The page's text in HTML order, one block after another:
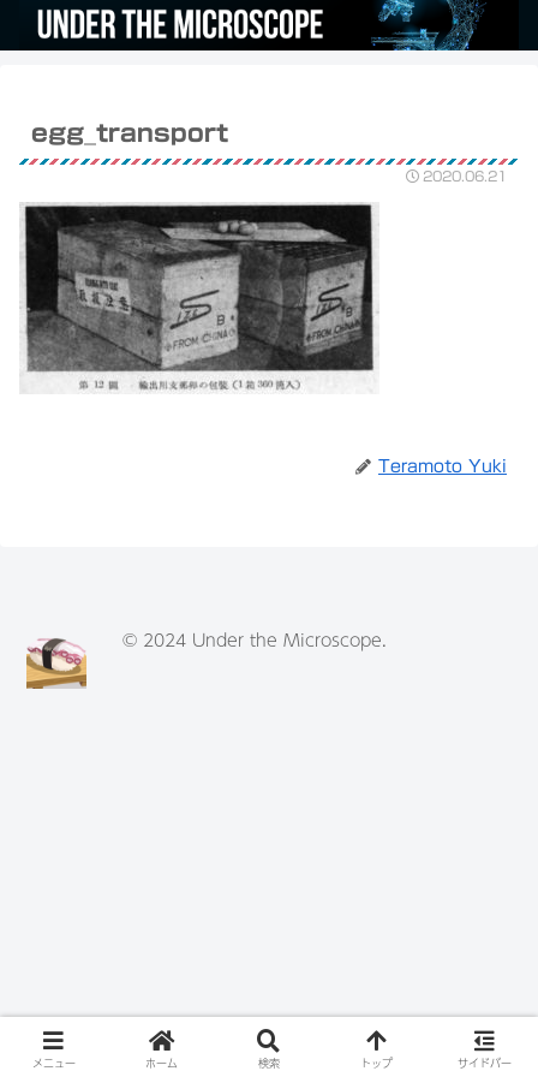
egg_transport
2020.06.21
Teramoto Yuki
© 2024 Under the Microscope.
メニュー ホーム 検索 トップ サイドバー